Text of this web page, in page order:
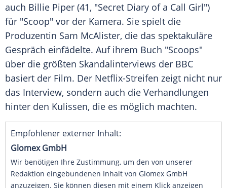
auch Billie Piper (41, "Secret Diary of a Call Girl")
für "Scoop" vor der Kamera. Sie spielt die
Produzentin Sam McAlister, die das spektakuläre
Gespräch einfädelte. Auf ihrem Buch "Scoops"
über die größten Skandalinterviews der BBC
basiert der Film. Der Netflix-Streifen zeigt nicht nur
das Interview, sondern auch die Verhandlungen
hinter den Kulissen, die es möglich machten.
Empfohlener externer Inhalt:
Glomex GmbH
Wir benötigen Ihre Zustimmung, um den von unserer
Redaktion eingebundenen Inhalt von Glomex GmbH
anzuzeigen. Sie können diesen mit einem Klick anzeigen